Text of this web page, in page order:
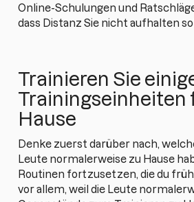
Online-Schulungen und
dass Distanz Sie nicht aufhalten
Trainieren Sie
Trainingseinheiten
Hause
Denke zuerst darüber nach,
Leute normalerweise zu Hause
Routinen fortzusetzen, die du
vor allem, weil die Leute